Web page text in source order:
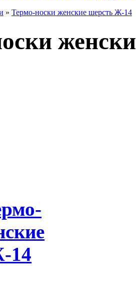
» Термо-носки женские шерсть Ж-14
14